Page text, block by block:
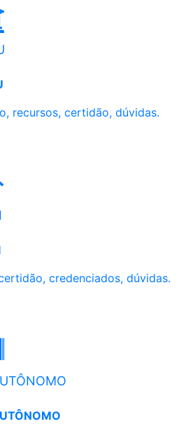
recursos, certidão, dúvidas.
credenciados, dúvidas.